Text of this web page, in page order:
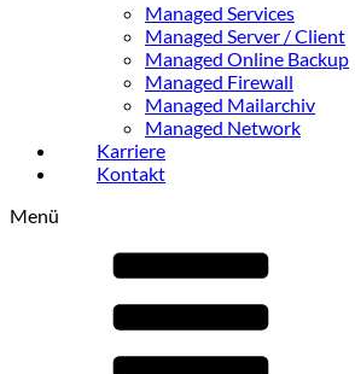
Managed Services
Managed Server / Client
Managed Online Backup
Managed Firewall
Managed Mailarchiv
Managed Network
Karriere
Kontakt
Menü